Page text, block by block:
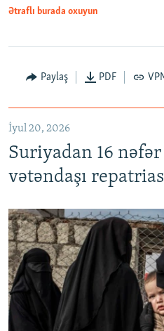
Auto
Ətraflı burada oxuyun
Paylaş PDF
İyul 20, 2026
Suriyadan 16
vətəndaşı